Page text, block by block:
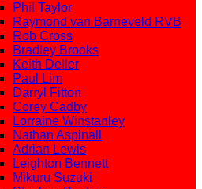
Phil Taylor
Raymond van Barneveld RVB
Rob Cross
Bradley Brooks
Keith Deller
Paul Lim
Darryl Fitton
Corey Cadby
Lorraine Winstanley
Nathan Aspinall
Adrian Lewis
Leighton Bennett
Mikuru Suzuki